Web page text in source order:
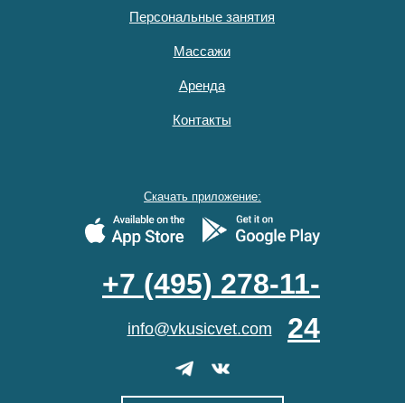
info@vkusicvet.com
Персональные занятия
Контакты
Аренда
+7 (495) 278-11-
24
Массажи
Скачать приложение: